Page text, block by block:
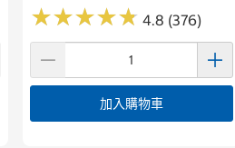
★★★★★
★★★★★ 4.8 (376)
加入購物車